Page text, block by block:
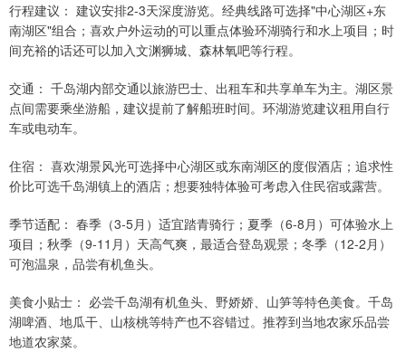
行程建议： 建议安排2-3天深度游览。经典线路可选择"中心湖区+东
南湖区"组合；喜欢户外运动的可以重点体验环湖骑行和水上项目；时
间充裕的话还可以加入文渊狮城、森林氧吧等行程。
交通： 千岛湖内部交通以旅游巴士、出租车和共享单车为主。湖区景
点间需要乘坐游船，建议提前了解船班时间。环湖游览建议租用自行
车或电动车。
住宿： 喜欢湖景风光可选择中心湖区或东南湖区的度假酒店；追求性
价比可选千岛湖镇上的酒店；想要独特体验可考虑入住民宿或露营。
季节适配： 春季（3-5月）适宜踏青骑行；夏季（6-8月）可体验水上
项目；秋季（9-11月）天高气爽，最适合登岛观景；冬季（12-2月）
可泡温泉，品尝有机鱼头。
美食小贴士： 必尝千岛湖有机鱼头、野娇娇、山笋等特色美食。千岛
湖啤酒、地瓜干、山核桃等特产也不容错过。推荐到当地农家乐品尝
地道农家菜。